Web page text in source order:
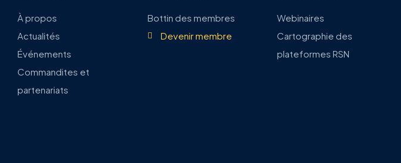
À propos
Actualités
Événements
Commandites et
partenariats
Bottin des membres
Devenir membre
Webinaires
Cartographie des
plateformes RSN